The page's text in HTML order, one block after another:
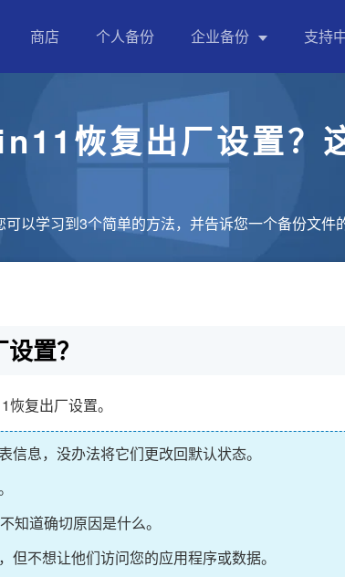
商店 个人备份 企业备份
中小企业的重要数据备份、同步
中小企业集中管理重要员工数据
傲梅企业备份旗舰版
详细对比标准版、网络版、旗舰
查看您所在行业的企业是如何备
支持
产品使
企业备
恢复出厂设置？
以学习到3个简单的方法，并告诉您一个备份文件
置？
复出厂设置。
息，没办法将它们更改回默认状态。
知道确切原因是什么。
不想让他们访问您的应用程序或数据。